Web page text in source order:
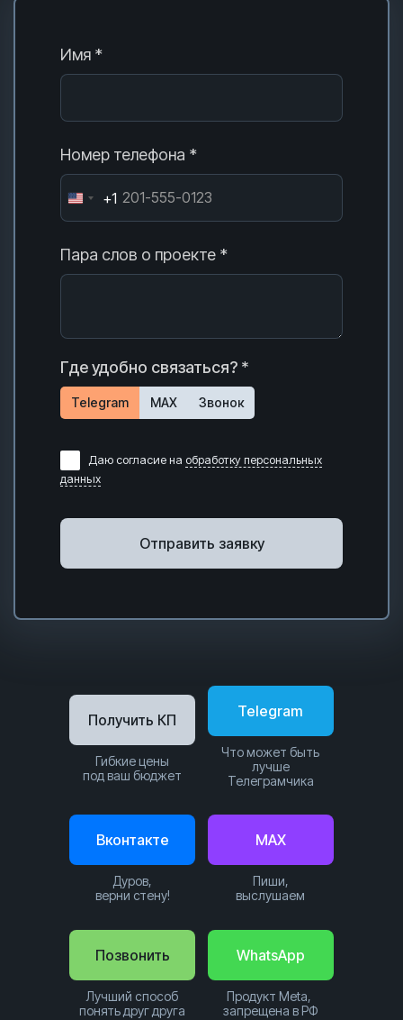
Имя *
Номер телефона *
+1
Пара слов о проекте *
Где удобно связаться? *
Telegram MAX Звонок
Даю согласие на обработку персональных
данных
Отправить заявку
Позвонить
Лучший способ
понять друг друга
WhatsApp
Продукт Meta,
запрещена в РФ
Telegram
Что может быть
лучше
Телеграмчика
Вконтакте
Дуров,
верни стену!
Получить КП
Гибкие цены
под ваш бюджет
MAX
Пиши,
выслушаем